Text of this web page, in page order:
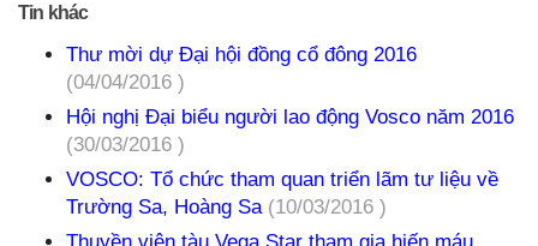
Tin khác
Thư mời dự Đại hội đồng cổ đông 2016
(04/04/2016 )
Hội nghị Đại biểu người lao động Vosco năm 2016
(30/03/2016 )
VOSCO: Tổ chức tham quan triển lãm tư liệu về
Trường Sa, Hoàng Sa (10/03/2016 )